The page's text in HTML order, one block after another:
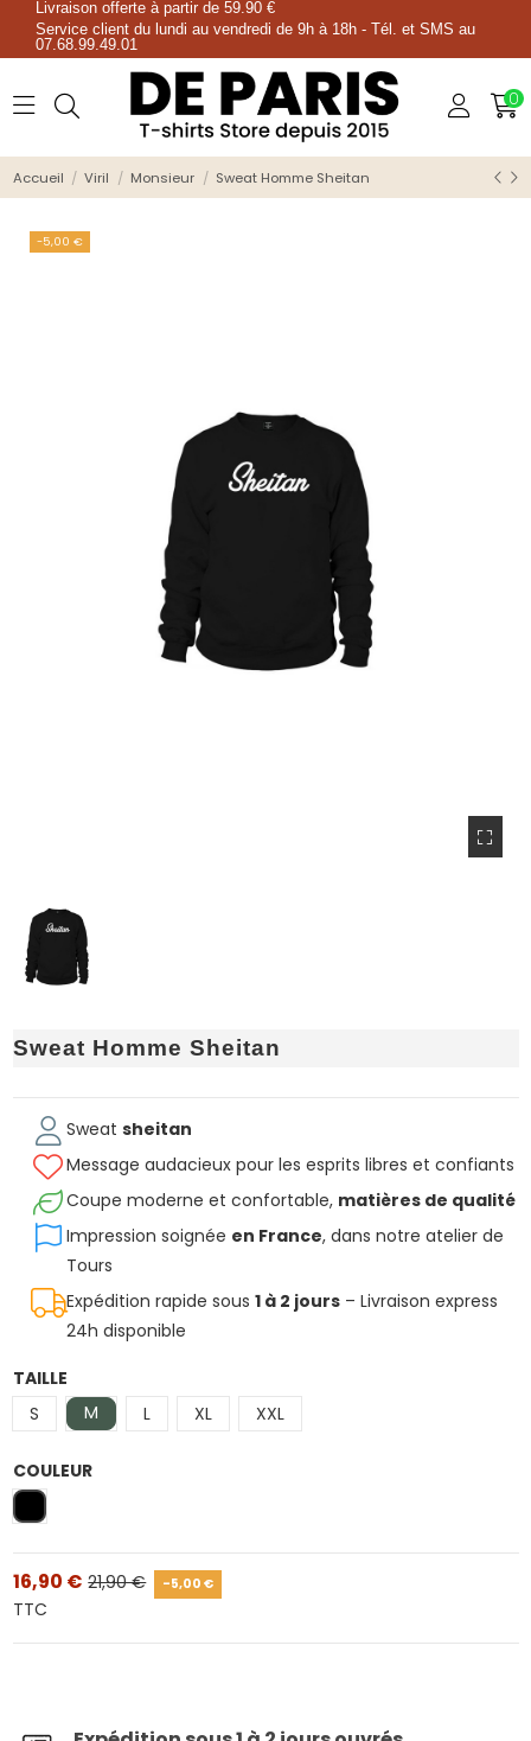
Livraison offerte à partir de 59.90 €
Service client du lundi au vendredi de 9h à 18h - Tél. et SMS au
07.68.99.49.01
0
Accueil Viril Monsieur Sweat Homme Sheitan
-5,00 €
Sweat Homme Sheitan
Sweat sheitan
Message audacieux pour les esprits libres et confiants
Coupe moderne et confortable, matières de qualité
Impression soignée en France, dans notre atelier de
Tours
Expédition rapide sous 1 à 2 jours– Livraison express
24h disponible
TAILLE
S
M L XL XXL
COULEUR
Noir
16,90 € 21,90 € -5,00 €
TTC